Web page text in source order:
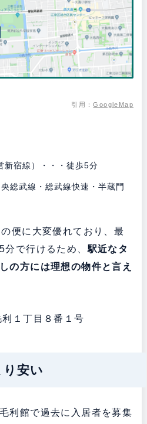
引用：GoogleMap
新宿線）・・・徒歩5分
総武線・総武線快速・半蔵門
便に大変優れており、最
分で行けるため、駅近なタ
の方には理想の物件と言え
利１丁目８番１号
安い
利館で過去に入居者を募集